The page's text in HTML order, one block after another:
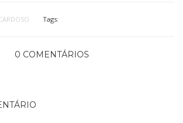
Tags:
0 COMENTÁRIOS